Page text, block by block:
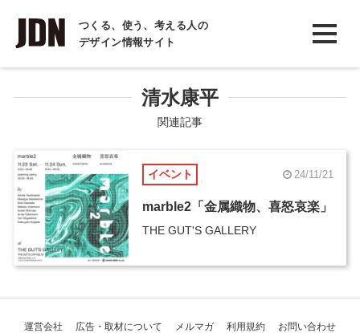
つくる、使う、考える人の
デザイン情報サイト
INTERVIEW
インタビュー
COLUMN
コラム
清水康平
関連記事
イベント 24/11/21
marble2「金属織物、喜怒哀楽」
THE GUT'S GALLERY
運営会社 広告・取材について メルマガ 利用規約 お問い合わせ